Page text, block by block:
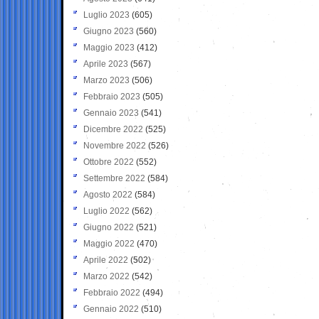
Luglio 2023 (605)
Giugno 2023 (560)
Maggio 2023 (412)
Aprile 2023 (567)
Marzo 2023 (506)
Febbraio 2023 (505)
Gennaio 2023 (541)
Dicembre 2022 (525)
Novembre 2022 (526)
Ottobre 2022 (552)
Settembre 2022 (584)
Agosto 2022 (584)
Luglio 2022 (562)
Giugno 2022 (521)
Maggio 2022 (470)
Aprile 2022 (502)
Marzo 2022 (542)
Febbraio 2022 (494)
Gennaio 2022 (510)